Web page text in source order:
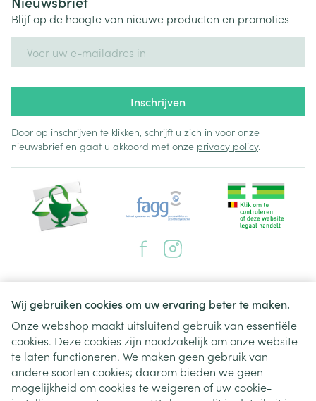
Wij gebruiken cookies om uw ervaring beter te maken.
Onze webshop maakt uitsluitend gebruik van essentiële
cookies. Deze cookies zijn noodzakelijk om onze website
te laten functioneren. We maken geen gebruik van
andere soorten cookies; daarom bieden we geen
mogelijkheid om cookies te weigeren of uw cookie-
Blijf op de hoogte van nieuwe producten en promoties
Inschrijven
Door op inschrijven te klikken, schrijft u zich in voor onze
nieuwsbrief en gaat u akkoord met onze privacy policy.
Juridische links